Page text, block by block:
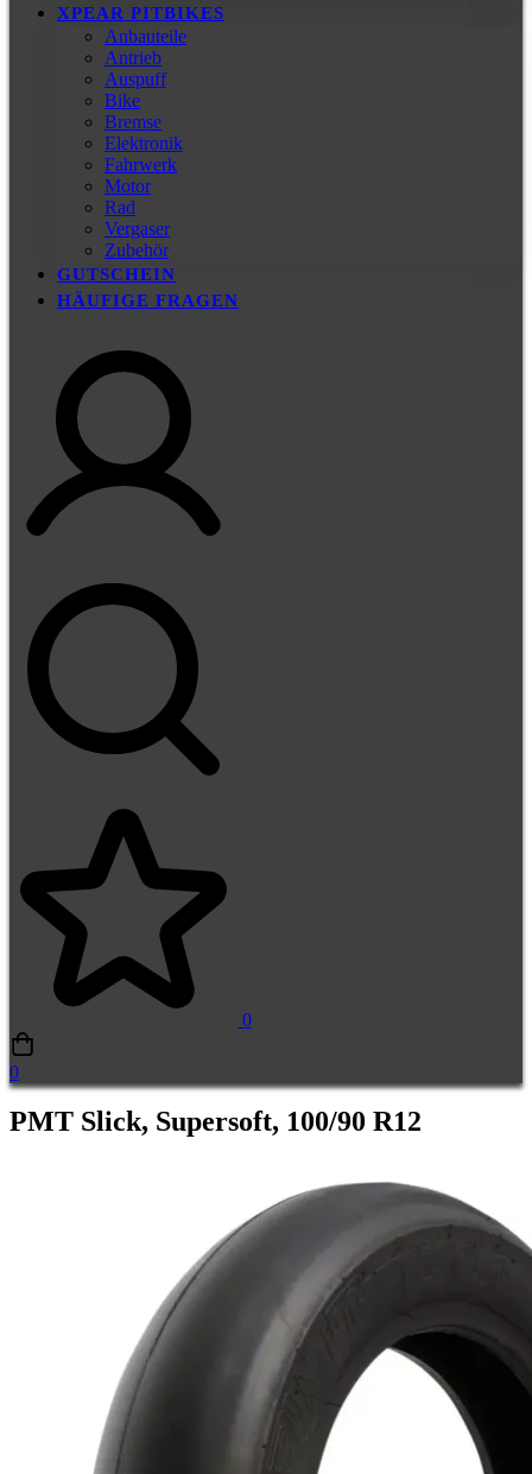
XPEAR PITBIKES
Anbauteile
Antrieb
Auspuff
Bike
Bremse
Elektronik
Fahrwerk
Motor
Rad
Vergaser
Zubehör
GUTSCHEIN
HÄUFIGE FRAGEN
0
0
PMT Slick, Supersoft, 100/90 R12